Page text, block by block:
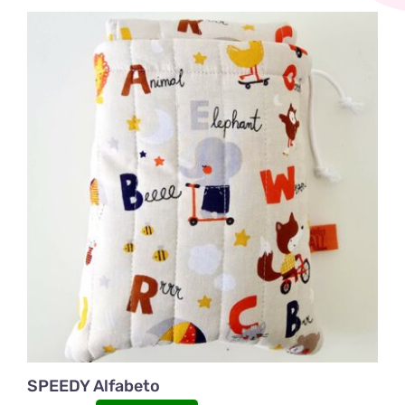
Spedizioni
SPEEDY Alfabeto